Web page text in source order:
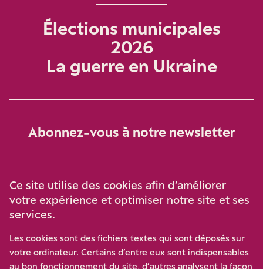
Élections municipales
2026
La guerre en Ukraine
Abonnez-vous à notre newsletter
Participez à notre effort pour conforter la démocratie en
Ce site utilise des cookies afin d’améliorer
votre expérience et optimiser notre site et ses
services.
Les cookies sont des fichiers textes qui sont déposés sur
votre ordinateur. Certains d’entre eux sont indispensables
au bon fonctionnement du site, d’autres analysent la façon